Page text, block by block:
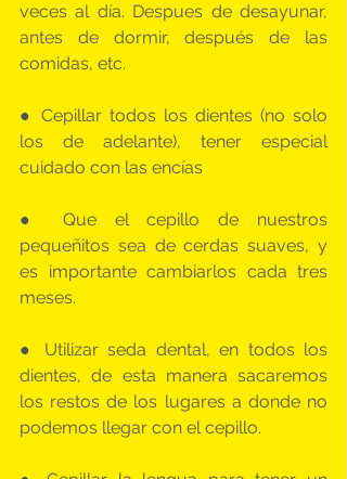
veces al día. Despues de desayunar,
antes de dormir, después de las
comidas, etc.
● Cepillar todos los dientes (no solo
los de adelante), tener especial
cuidado con las encías
● Que el cepillo de nuestros
pequeñitos sea de cerdas suaves, y
es importante cambiarlos cada tres
meses.
● Utilizar seda dental, en todos los
dientes, de esta manera sacaremos
los restos de los lugares a donde no
podemos llegar con el cepillo.